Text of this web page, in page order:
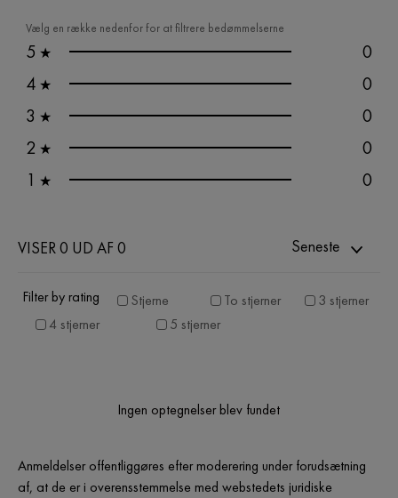
Vælg en række nedenfor for at filtrere bedømmelserne
5 ★
0
4 ★
0
3 ★
0
2 ★
0
1 ★ 0
VISER 0 UD AF 0 Seneste
Filter by rating Stjerne To stjerner
3 stjerner
4 stjerner
5 stjerner
Ingen optegnelser blev fundet
Anmeldelser offentliggøres efter moderering under forudsætning
af, at de er i overensstemmelse med webstedets juridiske